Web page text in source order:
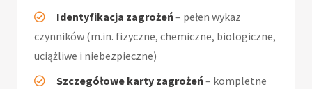
Identyfikacja zagrożeń– pełen wykaz
czynników (m.in. fizyczne, chemiczne, biologiczne,
uciążliwe i niebezpieczne)
Szczegółowe karty zagrożeń– kompletne